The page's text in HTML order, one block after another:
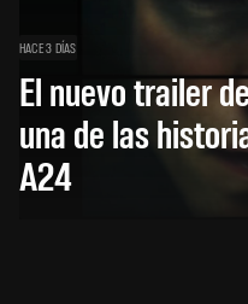
HACE 3 DÍAS
El nuevo trailer
una de las
A24